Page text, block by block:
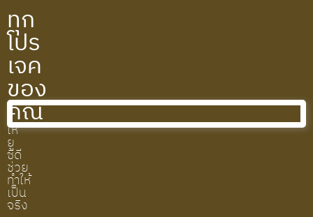
ทุก
โปร
เจค
ของ
คุณ
ให้
ยู
ซีดี
ช่วย
ทำให้
เป็น
จริง